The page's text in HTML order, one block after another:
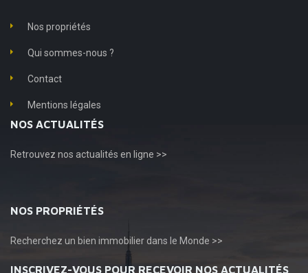
Nos propriétés
Qui sommes-nous ?
Contact
Mentions légales
NOS ACTUALITÉS
Retrouvez nos actualités en ligne >>
NOS PROPRIÉTÉS
Recherchez un bien immobilier dans le Monde >>
INSCRIVEZ-VOUS POUR RECEVOIR NOS ACTUALITÉS